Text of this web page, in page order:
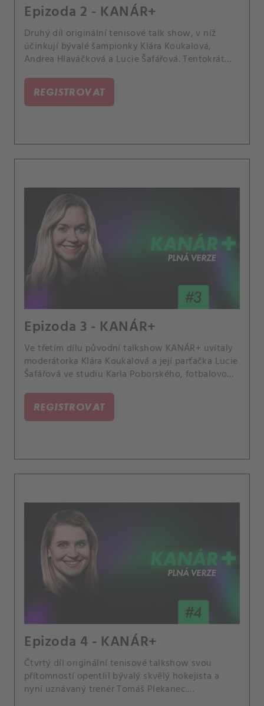
Epizoda 2 - KANÁR+
Druhý díl originální tenisové talk show, v níž
účinkují bývalé šampionky Klára Koukalová,
Andrea Hlaváčková a Lucie Šafářová. Tentokrát
nápad hrát ženské zápasy na tři vítězné sety.
REGISTROVAT
Epizoda 3 - KANÁR+
Ve třetím dílu původní talkshow KANÁR+ uvítaly
moderátorka Klára Koukalová a její parťačka Lucie
Šafářová ve studiu Karla Poborského, fotbalovou
Beckhama, hekání na kurtech i poslední úspěchy
českých hráček.
REGISTROVAT
Epizoda 4 - KANÁR+
Čtvrtý díl originální tenisové talkshow svou
přítomností opentlil bývalý skvělý hokejista a
nyní uznávaný trenér Tomáš Plekanec.